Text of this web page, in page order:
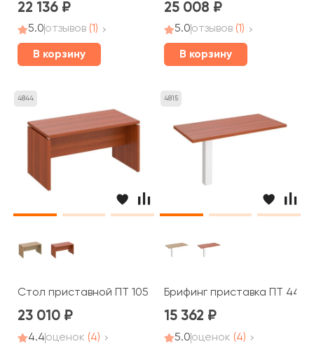
22 136
5.0отзывов (1)
В корзину
25 008
5.0отзывов (1)
В корзину
4844
Стол приставной ПТ 105 Patriot
23 010
4.4оценок (4)
4815
Брифинг приставка ПТ 446
15 362
5.0оценок (4)